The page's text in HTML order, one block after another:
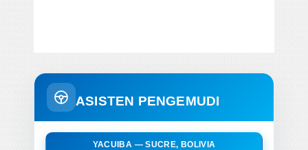
ASISTEN PENGEMUDI
YACUIBA — SUCRE, BOLIVIA